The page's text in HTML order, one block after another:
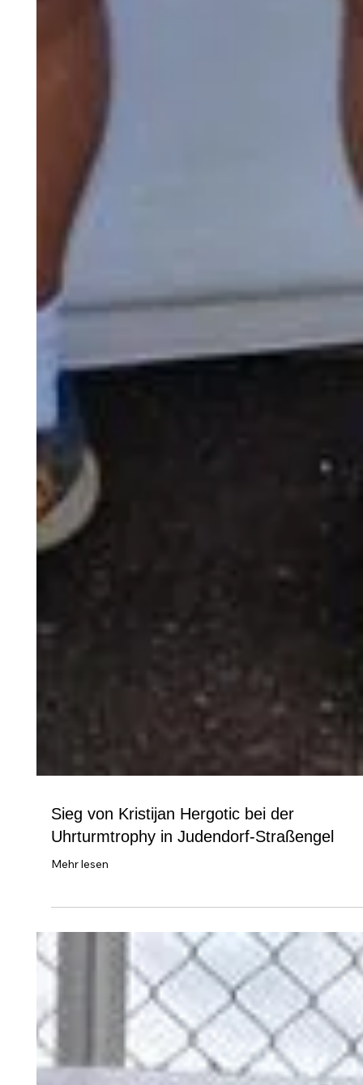
Sieg von Kristijan Hergotic bei der
Uhrturmtrophy in Judendorf-Straßengel
Mehr lesen